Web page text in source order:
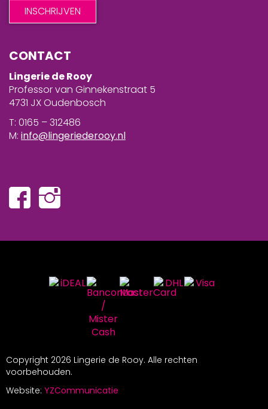
CONTACT
Lingerie de Rooy
Professor van Ginnekenstraat 5
4731 JX Oudenbosch
T: 0165 – 312486
M: info@lingeriederooy.nl
Copyright 2026 Lingerie de Rooy. Alle rechten
voorbehouden.
Website: YZCommunicatie